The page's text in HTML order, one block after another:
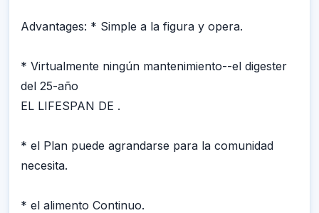
Advantages: * Simple a la figura y opera.
* Virtualmente ningún mantenimiento--el digester
del 25-año
EL LIFESPAN DE .
* el Plan puede agrandarse para la comunidad
necesita.
* el alimento Continuo.